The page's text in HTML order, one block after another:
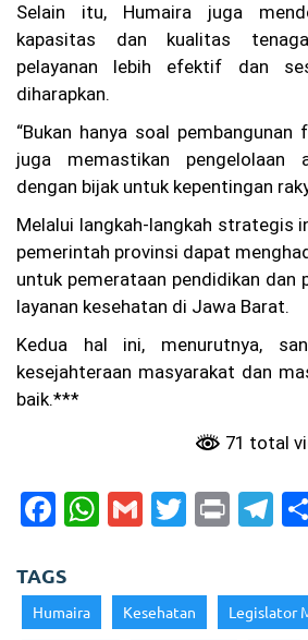
gk
at
an
XX
hu
n
20
26
W
ga
Ba
nd
un
Pr
ot
pa
ng
Pa
de
l
ik
hi
ng
Selain itu, Humaira juga
kapasitas dan kualitas
pelayanan lebih efektif dan
diharapkan.
“Bukan hanya soal
juga memastikan pengelolaan
dengan bijak untuk kepentingan
Melalui langkah-langkah strategis
pemerintah provinsi dapat
untuk pemerataan pendidikan dan
layanan kesehatan di Jawa Barat.
Kedua hal ini, menurutnya,
kesejahteraan masyarakat dan
baik.***
71 total
F
c
e
W
ts
G
l
T
er
Pr T
gr
TAGS
Humaira Kesehatan Legislator